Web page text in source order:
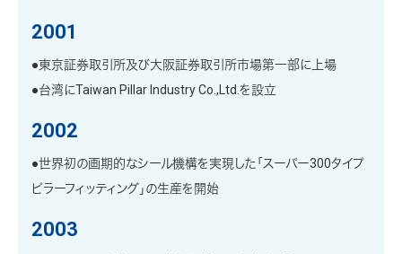
2001
●東京証券取引所及び大阪証券取引所市場第一部に上場
●台湾にTaiwan Pillar Industry Co.,Ltd.を設立
2002
●世界初の画期的なシール機構を実現した「スーパー300タイプ
ピラーフィッティング」の生産を開始
2003